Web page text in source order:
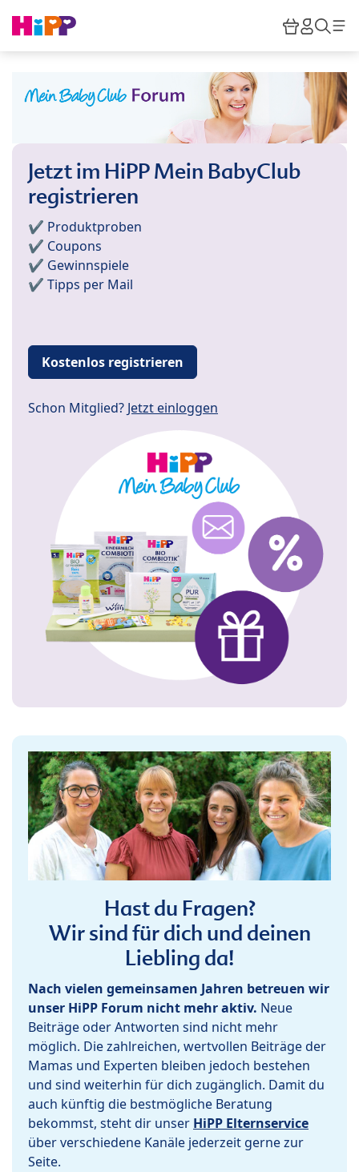
HiPP
Jetzt im HiPP Mein BabyClub
registrieren
✔️ Produktproben
✔️ Coupons
✔️ Gewinnspiele
✔️ Tipps per Mail
Kostenlos registrieren
Schon Mitglied? Jetzt einloggen
Hast du Fragen?
Wir sind für dich und deinen
Liebling da!
Nach vielen gemeinsamen Jahren betreuen wir
unser HiPP Forum nicht mehr aktiv. Neue
Beiträge oder Antworten sind nicht mehr
möglich. Die zahlreichen, wertvollen Beiträge der
Mamas und Experten bleiben jedoch bestehen
und sind weiterhin für dich zugänglich. Damit du
auch künftig die bestmögliche Beratung
bekommst, steht dir unser HiPP Elternservice
über verschiedene Kanäle jederzeit gerne zur
Seite.